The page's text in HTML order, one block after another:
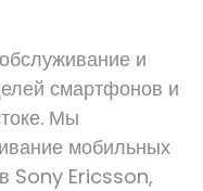
и
смартфонов и
Мы
мобильных
Sony Ericsson,